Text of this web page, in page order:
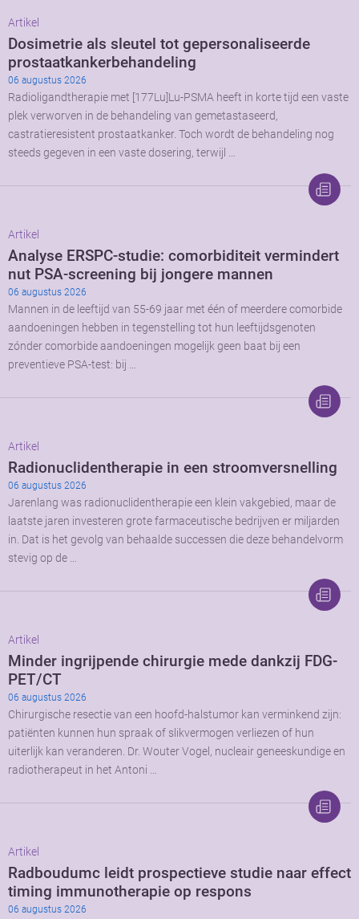
Artikel
Dosimetrie als sleutel tot gepersonaliseerde
prostaatkankerbehandeling
06 augustus 2026
Radioligandtherapie met [177Lu]Lu-PSMA heeft in korte tijd een vaste
plek verworven in de behandeling van gemetastaseerd,
castratieresistent prostaatkanker. Toch wordt de behandeling nog
steeds gegeven in een vaste dosering, terwijl …
Artikel
Analyse ERSPC-studie: comorbiditeit vermindert
nut PSA-screening bij jongere mannen
06 augustus 2026
Mannen in de leeftijd van 55-69 jaar met één of meerdere comorbide
aandoeningen hebben in tegenstelling tot hun leeftijdsgenoten
zónder comorbide aandoeningen mogelijk geen baat bij een
preventieve PSA-test: bij …
Artikel
Radionuclidentherapie in een stroomversnelling
06 augustus 2026
Jarenlang was radionuclidentherapie een klein vakgebied, maar de
laatste jaren investeren grote farmaceutische bedrijven er miljarden
in. Dat is het gevolg van behaalde successen die deze behandelvorm
stevig op de …
Artikel
Minder ingrijpende chirurgie mede dankzij FDG-
PET/CT
06 augustus 2026
Chirurgische resectie van een hoofd-halstumor kan verminkend zijn:
patiënten kunnen hun spraak of slikvermogen verliezen of hun
uiterlijk kan veranderen. Dr. Wouter Vogel, nucleair geneeskundige en
radiotherapeut in het Antoni …
Artikel
Radboudumc leidt prospectieve studie naar effect
timing immunotherapie op respons
06 augustus 2026